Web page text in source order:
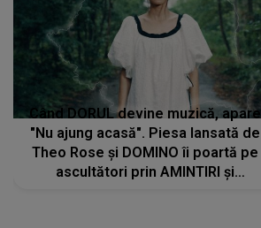
Când DORUL devine muzică, apare
"Nu ajung acasă". Piesa lansată de
Theo Rose și DOMINO îi poartă pe
ascultători prin AMINTIRI și